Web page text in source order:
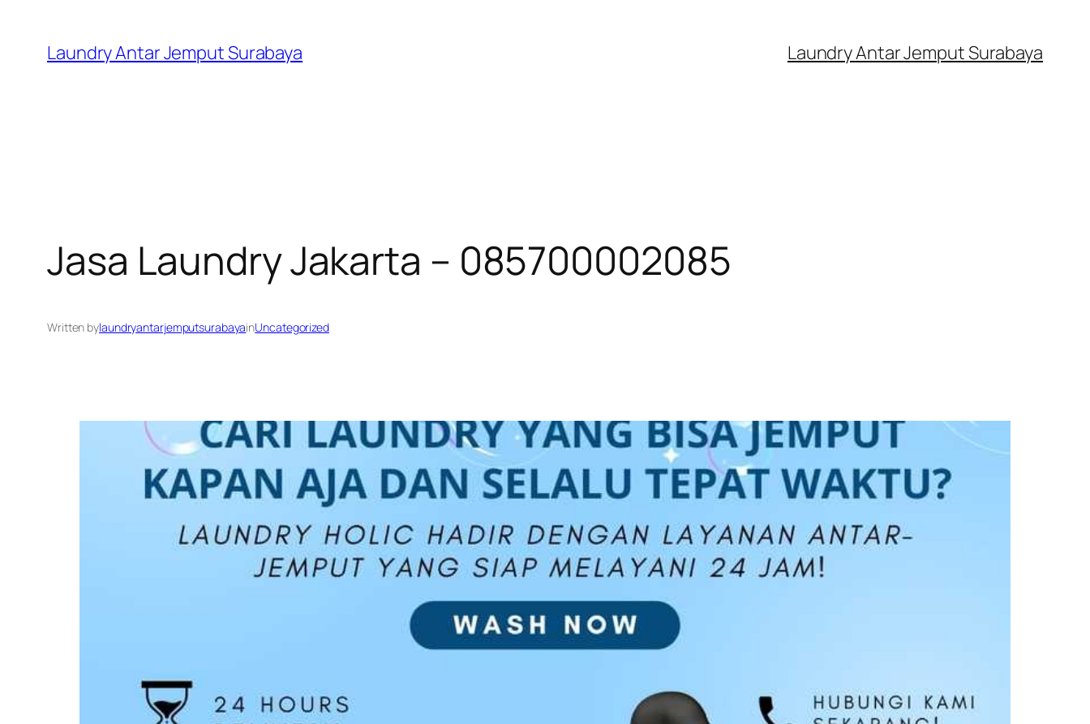
content
Laundry Antar Jemput Surabaya Laundry Antar Jemput Surabaya
Jasa Laundry Jakarta – 085700002085
Written bylaundryantarjemputsurabayainUncategorized